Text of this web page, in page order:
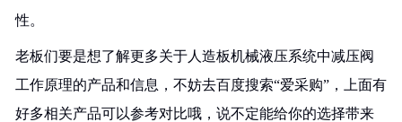
性。
老板们要是想了解更多关于人造板机械液压系统中减压阀
工作原理的产品和信息，不妨去百度搜索“爱采购”，上面有
好多相关产品可以参考对比哦，说不定能给你的选择带来